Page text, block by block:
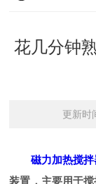
花几分钟
更新
磁力加热搅拌
装置，主要用于